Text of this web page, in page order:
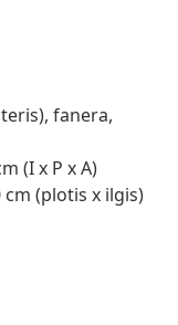
fanera,
(I x P x A)
cm (plotis x ilgis)